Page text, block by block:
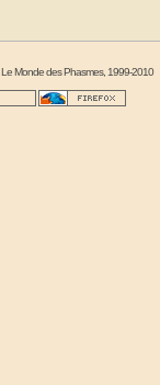
Le Monde des Phasmes, 1999-2010